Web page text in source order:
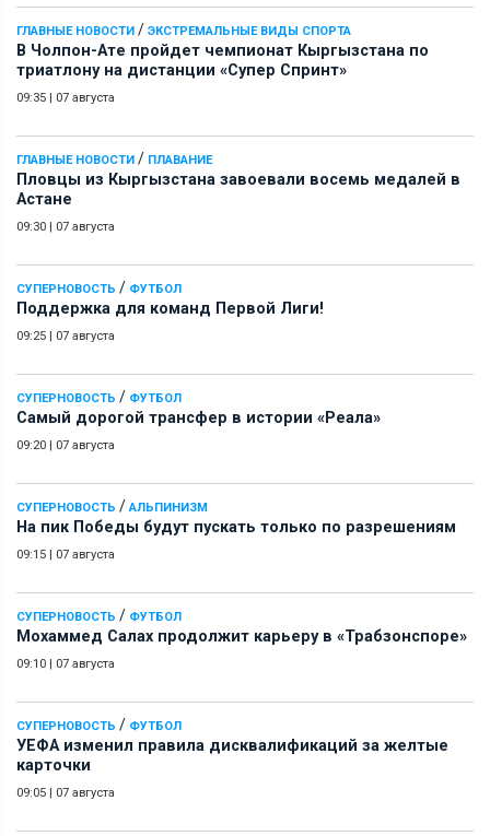
ГЛАВНЫЕ НОВОСТИ / ЭКСТРЕМАЛЬНЫЕ ВИДЫ СПОРТА
В Чолпон-Ате пройдет чемпионат Кыргызстана по
триатлону на дистанции «Супер Спринт»
09:35 | 07 августа
ГЛАВНЫЕ НОВОСТИ / ПЛАВАНИЕ
Пловцы из Кыргызстана завоевали восемь медалей в
Астане
09:30 | 07 августа
СУПЕРНОВОСТЬ / ФУТБОЛ
Поддержка для команд Первой Лиги!
09:25 | 07 августа
СУПЕРНОВОСТЬ / ФУТБОЛ
Самый дорогой трансфер в истории «Реала»
09:20 | 07 августа
СУПЕРНОВОСТЬ / АЛЬПИНИЗМ
На пик Победы будут пускать только по разрешениям
09:15 | 07 августа
СУПЕРНОВОСТЬ / ФУТБОЛ
Мохаммед Салах продолжит карьеру в «Трабзонспоре»
09:10 | 07 августа
СУПЕРНОВОСТЬ / ФУТБОЛ
УЕФА изменил правила дисквалификаций за желтые
карточки
09:05 | 07 августа